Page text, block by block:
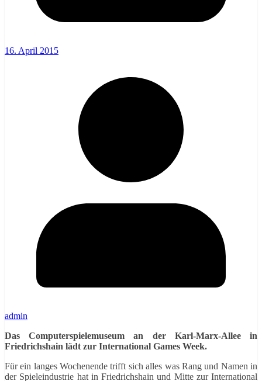
16. April 2015
admin
Das Computerspielemuseum an der Karl-Marx-Allee in
Friedrichshain lädt zur International Games Week.
Für ein langes Wochenende trifft sich alles was Rang und Namen in
der Spieleindustrie hat in Friedrichshain und Mitte zur International